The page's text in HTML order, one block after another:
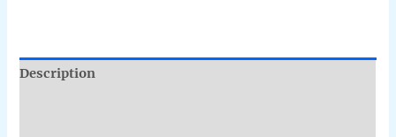
de
Description